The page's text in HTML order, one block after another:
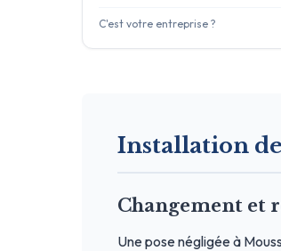
C'est votre entreprise ?
Installation
Changement et
Une pose négligée à